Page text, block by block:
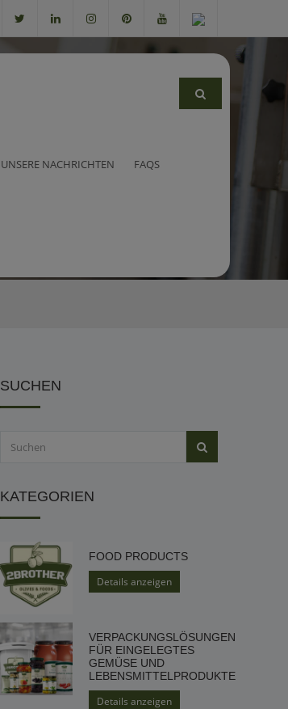
UNSERE NACHRICHTEN FAQS
SUCHEN
KATEGORIEN
FOOD PRODUCTS
Details anzeigen
VERPACKUNGSLÖSUNGEN
FÜR EINGELEGTES
GEMÜSE UND
LEBENSMITTELPRODUKTE
Details anzeigen